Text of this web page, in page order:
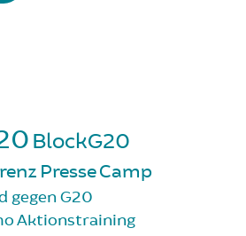
BlockG20
PresseCamp
gegen G20
Aktionstraining